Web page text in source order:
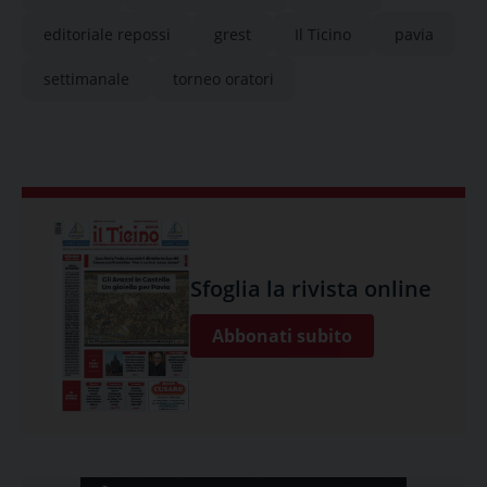
editoriale repossi grest Il Ticino pavia
settimanale torneo oratori
Sfoglia la rivista online
Abbonati subito